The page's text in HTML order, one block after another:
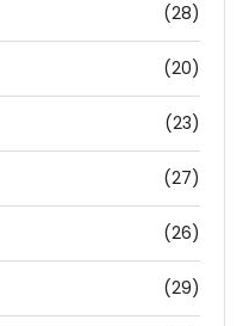
(28)
(20)
(23)
(27)
(26)
(29)